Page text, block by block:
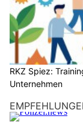
RKZ Spiez:
Unternehmen